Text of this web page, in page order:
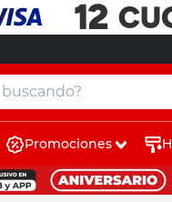
Promociones